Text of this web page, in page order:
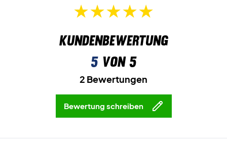
Kundenbewertung
5von 5
2 Bewertungen
Bewertung schreiben